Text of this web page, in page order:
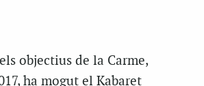
objectius de la Carme,
ha mogut el Kabaret